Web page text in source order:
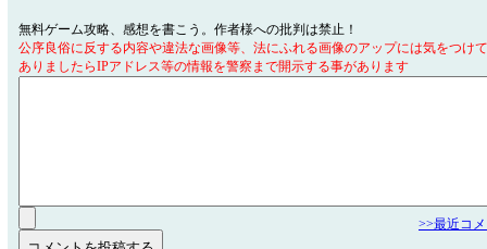
無料ゲーム攻略、感想を書こう。作者様への批判は禁止！
公序良俗に反する内容や違法な画像等、法にふれる画像のアップには気をつけ
ありましたらIPアドレス等の情報を警察まで開示する事があります
>>最近コ